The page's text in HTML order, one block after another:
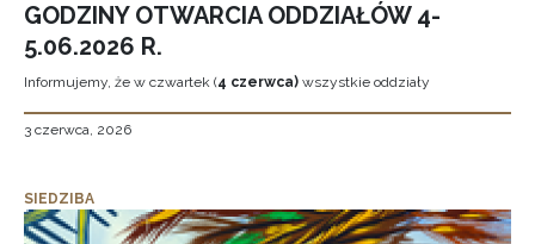
GODZINY OTWARCIA ODDZIAŁÓW 4-
5.06.2026 R.
Informujemy, że w czwartek (4 czerwca) wszystkie oddziały
3 czerwca, 2026
SIEDZIBA